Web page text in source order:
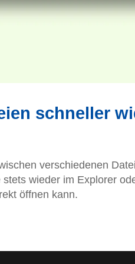
schneller
verschiedenen
wieder im Explorer
öffnen kann.